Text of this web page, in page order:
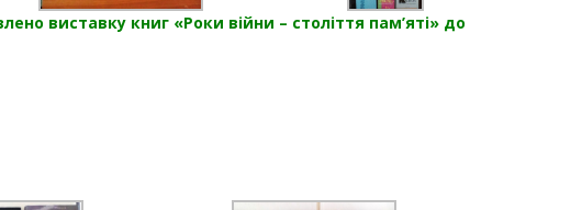
виставку книг «Роки війни – століття пам’яті» до